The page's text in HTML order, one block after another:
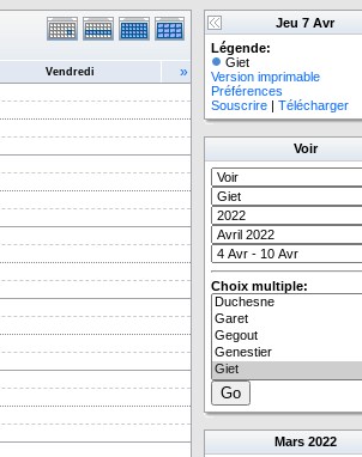
Vendredi »
Jeu 7 Avr
Légende:
Giet
Version imprimable
Préférences
Souscrire | Télécharger
Voir
Choix multiple:
Mars 2022